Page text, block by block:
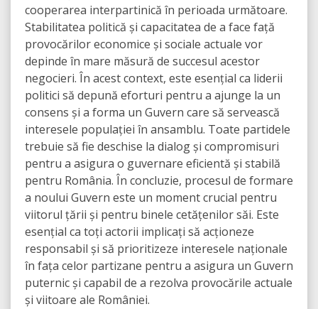
cooperarea interpartinică în perioada următoare.
Stabilitatea politică și capacitatea de a face față
provocărilor economice și sociale actuale vor
depinde în mare măsură de succesul acestor
negocieri. În acest context, este esențial ca liderii
politici să depună eforturi pentru a ajunge la un
consens și a forma un Guvern care să servească
interesele populației în ansamblu. Toate partidele
trebuie să fie deschise la dialog și compromisuri
pentru a asigura o guvernare eficientă și stabilă
pentru România. În concluzie, procesul de formare
a noului Guvern este un moment crucial pentru
viitorul țării și pentru binele cetățenilor săi. Este
esențial ca toți actorii implicați să acționeze
responsabil și să prioritizeze interesele naționale
în fața celor partizane pentru a asigura un Guvern
puternic și capabil de a rezolva provocările actuale
și viitoare ale României.